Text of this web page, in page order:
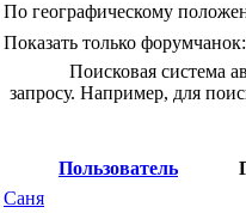
По географическому
Показать только форумчанок:
Поисковая система
запросу. Например, для
Пользователь
Саня